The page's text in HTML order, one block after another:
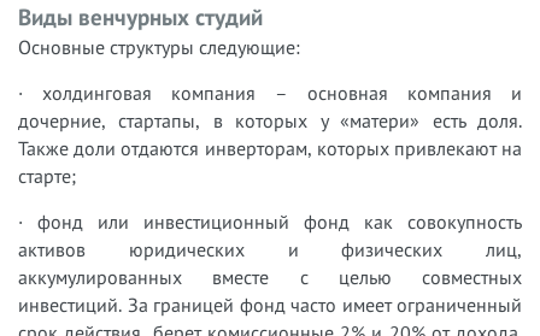
Виды венчурных студий
Основные структуры следующие:
· холдинговая компания – основная компания и
дочерние, стартапы, в которых у «матери» есть доля.
Также доли отдаются инверторам, которых привлекают на
старте;
· фонд или инвестиционный фонд как совокупность
активов юридических и физических лиц,
аккумулированных вместе с целью совместных
инвестиций. За границей фонд часто имеет ограниченный